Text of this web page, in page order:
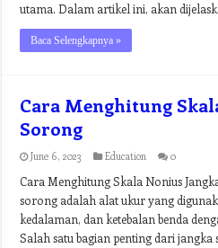
utama. Dalam artikel ini, akan
Baca Selengkapnya »
Cara Menghitung
Sorong
June 6, 2023 Education 0
Cara Menghitung Skala Nonius
sorong adalah alat ukur yang
kedalaman, dan ketebalan benda
Salah satu bagian penting dari